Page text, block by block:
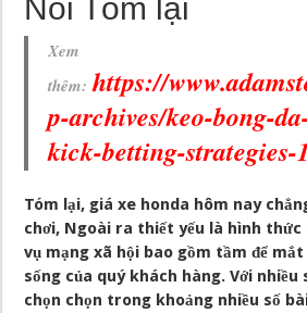
Nói Tóm lại
Xem
thêm:https://
p-archives/keo-bong-
kick-betting-strategies-
Tóm lại, giá xe honda hôm nay
chơi, Ngoài ra thiết yếu là hình thức
vụ mạng xã hội bao gồm tầm để
sống của quý khách hàng. Với nhiều
chọn chọn trong khoảng nhiều số